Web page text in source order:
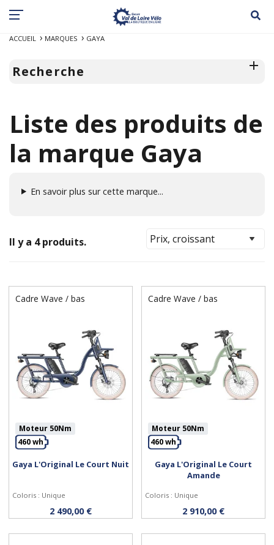
ACCUEIL MARQUES GAYA
Recherche
Liste des produits de
la marque Gaya
En savoir plus sur cette marque...
Il y a 4 produits.
Cadre Wave / bas
Moteur 50Nm
460 wh
Gaya L'Original Le Court Nuit
Coloris : Unique
2 490,00 €
Cadre Wave / bas
Acheter
Moteur 50Nm
460 wh
Gaya L'Original Le Court
Amande
Coloris : Unique
2 910,00 €